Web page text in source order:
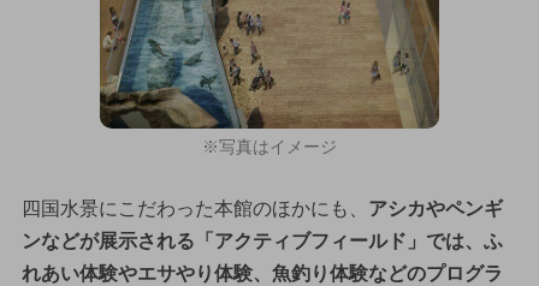
※写真はイメージ
四国水景にこだわった本館のほかにも、 アシカやペンギ
ンなどが展示される「アクティブフィールド」では、ふ
れあい体験やエサやり体験、魚釣り体験などのプログラ